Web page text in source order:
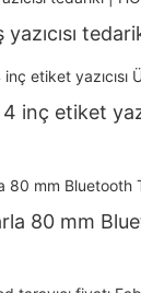
inç etiket
80 mm